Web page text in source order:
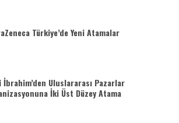
Türkiye’de Yeni Atamalar
İbrahim’den Uluslararası Pazarlar
İki Üst Düzey Atama